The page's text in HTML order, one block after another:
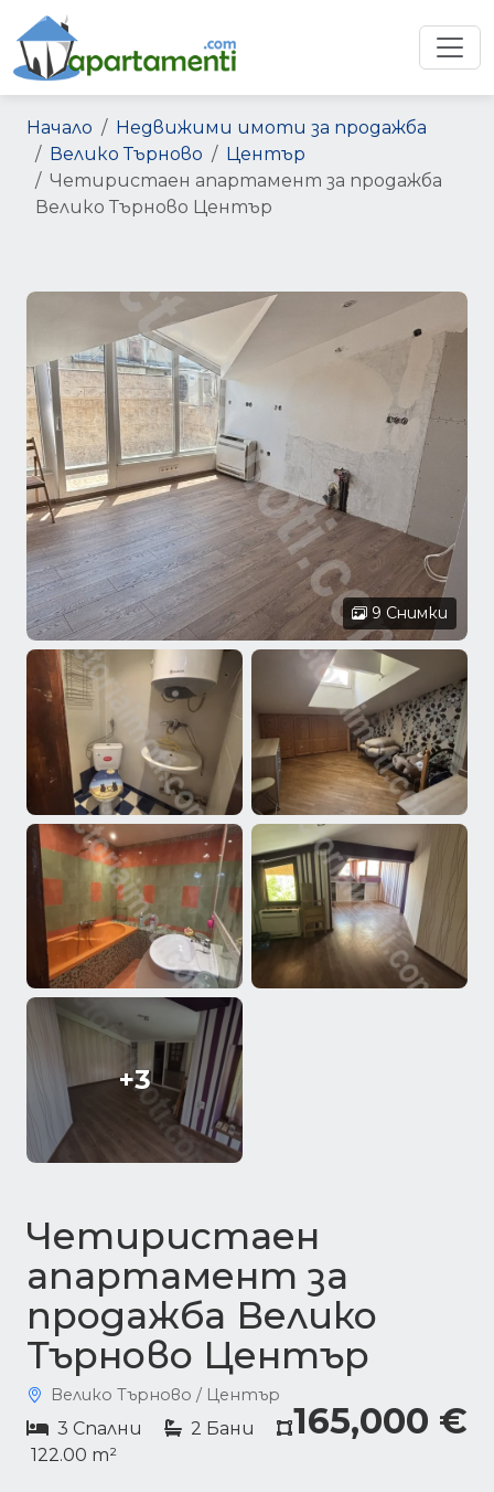
Начало
Недвижими имоти за продажба
Велико Търново
Център
Четиристаен апартамент за продажба
Велико Търново Център
9 Снимки
+3
Четиристаен
апартамент за
продажба Велико
Търново Център
165,000 €
Велико Търново / Център
3 Спални
2 Бани
122.00 m²